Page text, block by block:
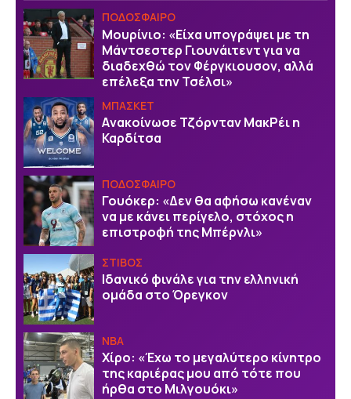
ΠΟΔΟΣΦΑΙΡΟ
Μουρίνιο: «Είχα υπογράψει με τη
Μάντσεστερ Γιουνάιτεντ για να
διαδεχθώ τον Φέργκιουσον, αλλά
επέλεξα την Τσέλσι»
ΜΠΑΣΚΕΤ
Aνακοίνωσε Τζόρνταν ΜακΡέι η
Καρδίτσα
ΠΟΔΟΣΦΑΙΡΟ
Γουόκερ: «Δεν θα αφήσω κανέναν
να με κάνει περίγελο, στόχος η
επιστροφή της Μπέρνλι»
ΣΤΙΒΟΣ
Ιδανικό φινάλε για την ελληνική
ομάδα στο Όρεγκον
NBA
Χίρο: «Έχω το μεγαλύτερο κίνητρο
της καριέρας μου από τότε που
ήρθα στο Μιλγουόκι»